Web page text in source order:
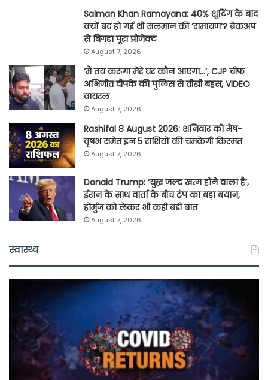
Salman Khan Ramayana: 40% शूटिंग के बाद
क्यों बंद हो गई थी सलमान की ‘रामायण’? ब्रेकअप
से बिगड़ा पूरा प्रोजेक्ट
August 7, 2026
‘मैं तय करूंगा मेरे घर कौन आएगा…’, CJP चीफ
अभिजीत दीपके की पुलिस से तीखी बहस, VIDEO
वायरल
August 7, 2026
Rashifal 8 August 2026: शनिवार को मेष-
वृषभ समेत इन 5 राशियों की चमकेगी किस्मत
August 7, 2026
Donald Trump: ‘युद्ध जल्द खत्म होने वाला है’,
ईरान के साथ वार्ता के बीच ट्रंप का बड़ा बयान,
होर्मुज को लेकर भी कही बड़ी बात
August 7, 2026
स्वास्थ्य